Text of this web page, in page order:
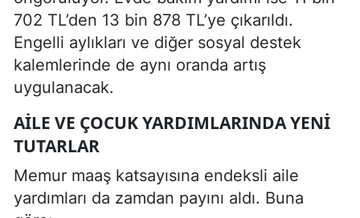
702 TL’den 13 bin 878 TL’ye çıkarıldı.
Engelli aylıkları ve diğer sosyal destek
kalemlerinde de aynı oranda artış
uygulanacak.
AILE VE ÇOCUK YARDIMLARINDA YENI
TUTARLAR
Memur maaş katsayısına endeksli aile
yardımları da zamdan payını aldı. Buna